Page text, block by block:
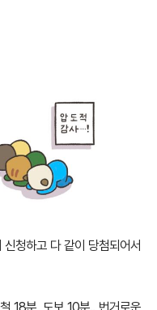
청하고 다 같이 당첨되어서